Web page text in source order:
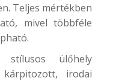
Teljes mértékben
mivel többféle
stílusos ülőhely
irodai